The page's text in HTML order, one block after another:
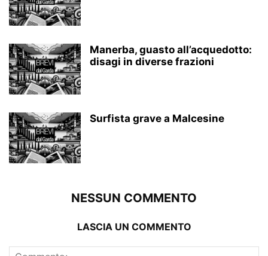
Manerba, guasto all’acquedotto:
disagi in diverse frazioni
Surfista grave a Malcesine
NESSUN COMMENTO
LASCIA UN COMMENTO